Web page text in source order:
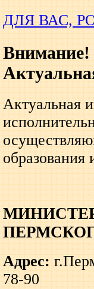
ДЛЯ ВАС,
Внимание!
Актуальная
образования
Адрес:
78-90